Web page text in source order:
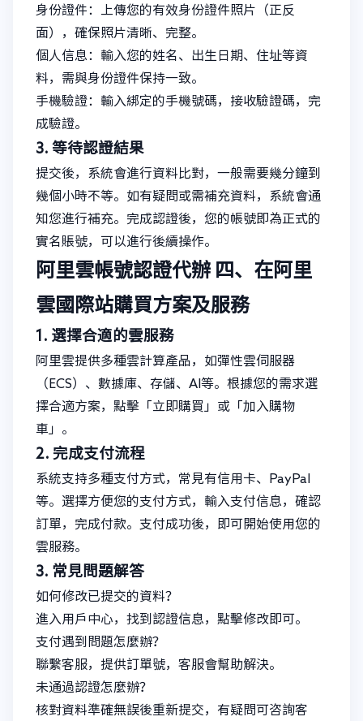
身份證件：上傳您的有效身份證件照片（正反
面），確保照片清晰、完整。
個人信息：輸入您的姓名、出生日期、住址等資
料，需與身份證件保持一致。
手機驗證：輸入綁定的手機號碼，接收驗證碼，完
成驗證。
3. 等待認證結果
提交後，系統會進行資料比對，一般需要幾分鐘到
幾個小時不等。如有疑問或需補充資料，系統會通
知您進行補充。完成認證後，您的帳號即為正式的
實名賬號，可以進行後續操作。
阿里雲帳號認證代辦 四、在阿里
雲國際站購買方案及服務
1. 選擇合適的雲服務
阿里雲提供多種雲計算產品，如彈性雲伺服器
（ECS）、數據庫、存儲、AI等。根據您的需求選
擇合適方案，點擊「立即購買」或「加入購物
車」。
2. 完成支付流程
系統支持多種支付方式，常見有信用卡、PayPal
等。選擇方便您的支付方式，輸入支付信息，確認
訂單，完成付款。支付成功後，即可開始使用您的
雲服務。
3. 常見問題解答
如何修改已提交的資料？
進入用戶中心，找到認證信息，點擊修改即可。
支付遇到問題怎麼辦？
聯繫客服，提供訂單號，客服會幫助解決。
未通過認證怎麼辦？
核對資料準確無誤後重新提交，有疑問可咨詢客